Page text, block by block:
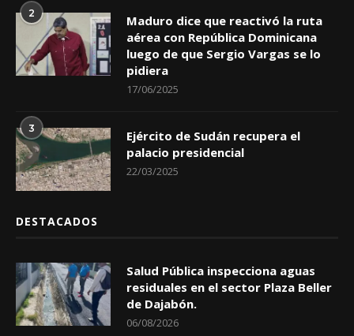
2
Maduro dice que reactivó la ruta
aérea con República Dominicana
luego de que Sergio Vargas se lo
pidiera
17/06/2025
3
Ejército de Sudán recupera el
palacio presidencial
22/03/2025
DESTACADOS
Salud Pública inspecciona aguas
residuales en el sector Plaza Beller
de Dajabón.
06/08/2026